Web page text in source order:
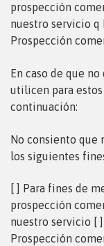
prospección
nuestro servicio q
Prospección
En caso de que
utilicen para
continuación:
No consiento que
los siguientes
[ ] Para fines de
prospección
nuestro servicio [
Prospección